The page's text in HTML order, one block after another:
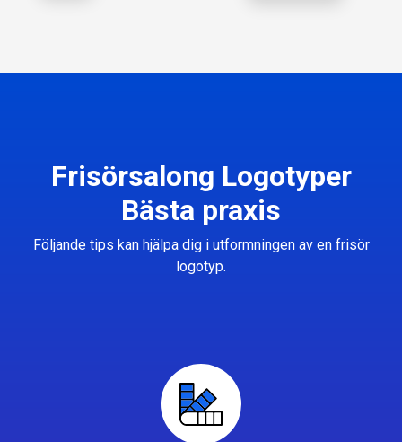
Frisörsalong Logotyper
Bästa praxis
Följande tips kan hjälpa dig i utformningen av en frisör
logotyp.